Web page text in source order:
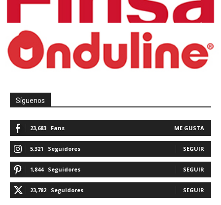
Síguenos
23,683 Fans ME GUSTA
5,321 Seguidores SEGUIR
1,844 Seguidores SEGUIR
23,782 Seguidores SEGUIR